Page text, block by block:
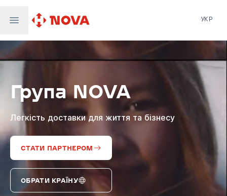
Nova Global
Nova Digital
УКР
Група NOVA
Легкість доставки для життя та бізнесу
СТАТИ ПАРТНЕРОМ
ОБРАТИ КРАЇНУ